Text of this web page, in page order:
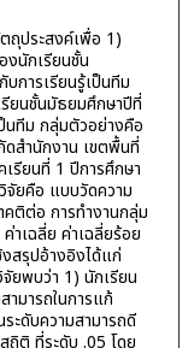
ถุประสงค์เพื่อ 1)
งนักเรียนชั้น
การเรียนรู้เป็นทีม
ยนชั้นมัธยมศึกษาปีที่
นทีม กลุ่มตัวอย่างคือ
ดสำนักงาน เขตพื้นที่
รียนที่ 1 ปีการศึกษา
จัยคือ แบบวัดความ
ติต่อ การทำงานกลุ่ม
าเฉลี่ย ค่าเฉลี่ยร้อย
สรุปอ้างอิงได้แก่
พบว่า 1) นักเรียน
มารถในการแก้
ะดับความสามารถดี
ติ ที่ระดับ .05 โดย